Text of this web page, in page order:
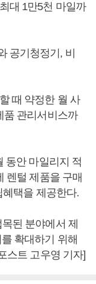
대 1만5천 마일까
공기청정기, 비
때 약정한 월 사
품 관리서비스까
동안 마일리지 적
렌털 제품을 구매
택을 제공한다.
된 분야에서 제
확대하기 위해
스트 고우영 기자]